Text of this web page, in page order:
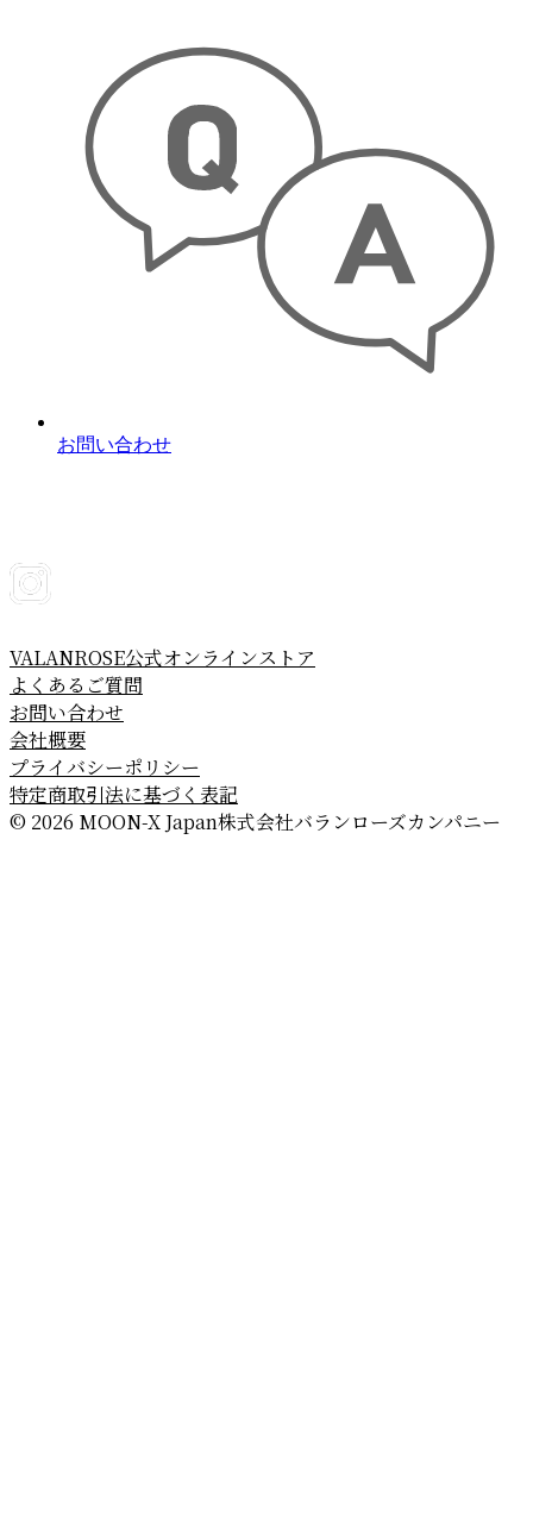
お問い合わせ
VALANROSE公式オンラインストア
よくあるご質問
お問い合わせ
会社概要
プライバシーポリシー
特定商取引法に基づく表記
© 2026 MOON-X Japan株式会社バランローズカンパニー